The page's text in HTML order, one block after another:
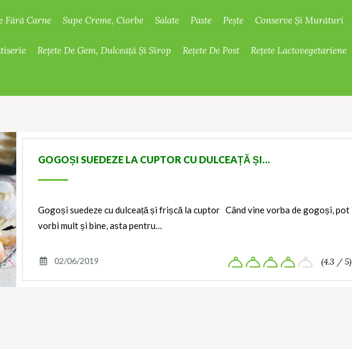
Fără Carne Supe Creme, Ciorbe Salate Paste Pește Conserve Și Murături
Rețete De Gem, Dulceață Și Sirop Rețete De Post Rețete Lactovegetariene
GOGOȘI SUEDEZE LA CUPTOR CU DULCEAȚĂ ȘI…
Gogoși suedeze cu dulceață și frișcă la cuptor Când vine vorba de gogoși, pot
vorbi mult și bine, asta pentru…
02/06/2019 (4.3 / 5)